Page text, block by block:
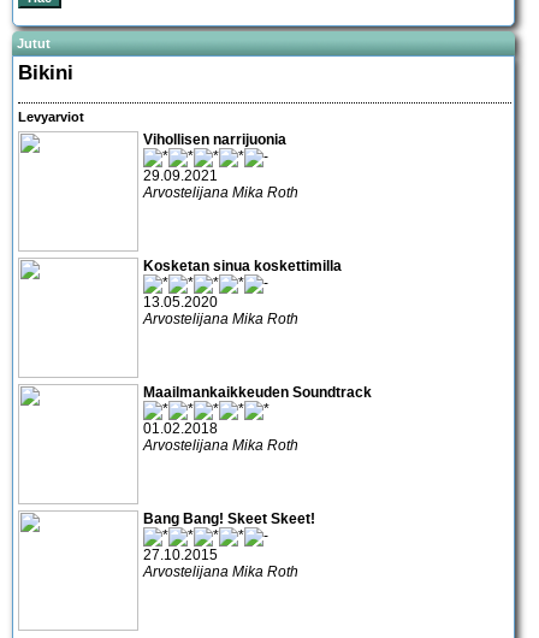
Jutut
Bikini
Levyarviot
Vihollisen narrijuonia
29.09.2021
Arvostelijana Mika Roth
Kosketan sinua koskettimilla
13.05.2020
Arvostelijana Mika Roth
Maailmankaikkeuden Soundtrack
01.02.2018
Arvostelijana Mika Roth
Bang Bang! Skeet Skeet!
27.10.2015
Arvostelijana Mika Roth